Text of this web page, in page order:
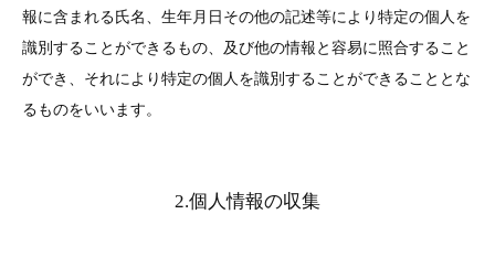
報に含まれる氏名、生年月日その他の記述等により特定の個人を
識別することができるもの、及び他の情報と容易に照合すること
ができ、それにより特定の個人を識別することができることとな
るものをいいます。
2.個人情報の収集